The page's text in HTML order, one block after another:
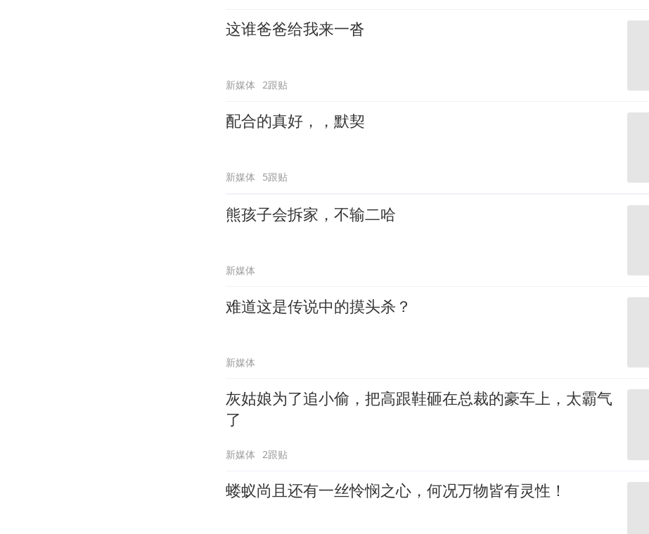
这谁爸爸给我来一沓
新媒体 2跟贴
配合的真好，，默契
新媒体 5跟贴
熊孩子会拆家，不输二哈
新媒体
难道这是传说中的摸头杀？
新媒体
灰姑娘为了追小偷，把高跟鞋砸在总裁的豪车上，太霸气
了
新媒体 2跟贴
蝼蚁尚且还有一丝怜悯之心，何况万物皆有灵性！